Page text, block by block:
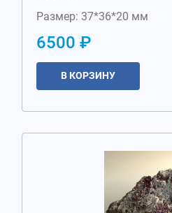
Размер: 37*36*20 мм
6500 ₽
В КОРЗИНУ